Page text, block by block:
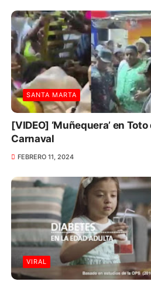
SANTA MARTA
[VIDEO] ‘Muñequera’ en
Carnaval
FEBRERO 11, 2024
VIRAL